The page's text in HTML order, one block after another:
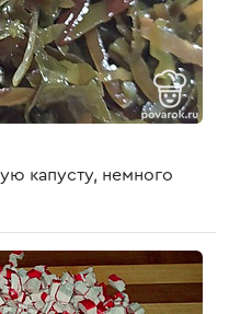
капусту, немного